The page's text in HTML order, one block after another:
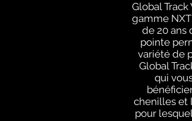
Global
gamme
de 20 ans
pointe
variété de
Global
qui
chenilles et
pour